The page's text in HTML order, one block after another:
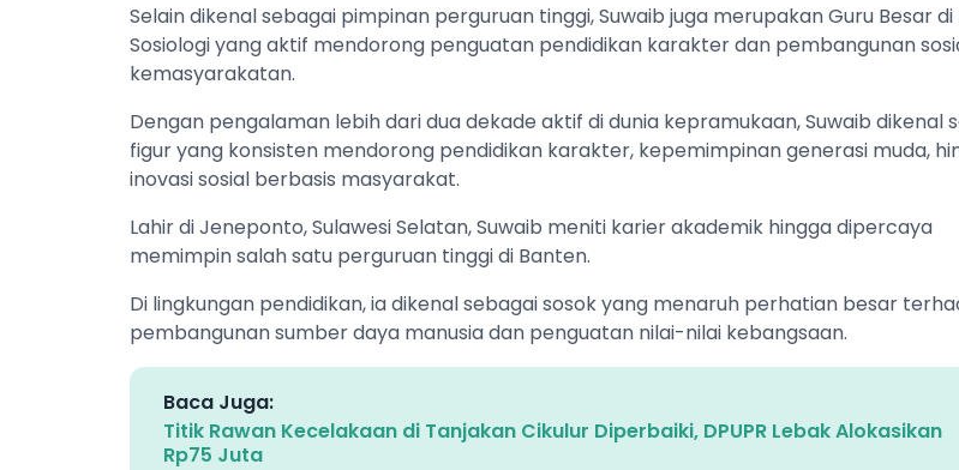
Selain dikenal sebagai pimpinan perguruan tinggi, Suwaib juga merupakan Guru Besar
Sosiologi yang aktif mendorong penguatan pendidikan karakter dan pembangunan
kemasyarakatan.
Dengan pengalaman lebih dari dua dekade aktif di dunia kepramukaan, Suwaib dikenal
figur yang konsisten mendorong pendidikan karakter, kepemimpinan generasi muda,
inovasi sosial berbasis masyarakat.
Lahir di Jeneponto, Sulawesi Selatan, Suwaib meniti karier akademik hingga dipercaya
memimpin salah satu perguruan tinggi di Banten.
Di lingkungan pendidikan, ia dikenal sebagai sosok yang menaruh perhatian besar
pembangunan sumber daya manusia dan penguatan nilai-nilai kebangsaan.
Baca Juga:
Titik Rawan Kecelakaan di Tanjakan Cikulur Diperbaiki, DPUPR Lebak Alokasikan
Rp75 Juta